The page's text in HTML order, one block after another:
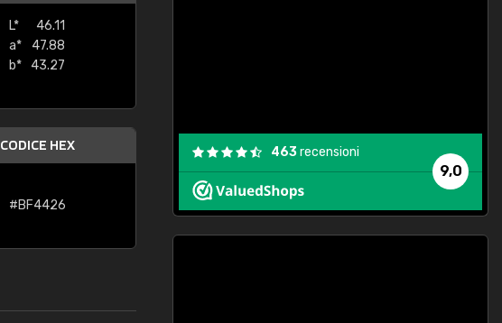
L*
46.11
a*
47.88
b*
43.27
CODICE HEX
#BF4426
9,0
463recensioni